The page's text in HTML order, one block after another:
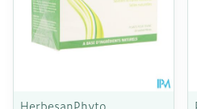
HerbesanPhyto